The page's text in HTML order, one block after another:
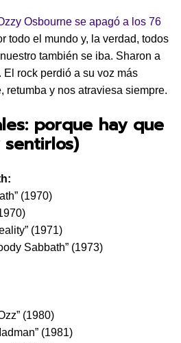
Osbourne se apagó a los 76
todo el mundo y, la verdad, todos
también se iba. Sharon a
rock perdió a su voz más
retumba y nos atraviesa siempre.
porque hay que
sentirlos)
(1970)
(1971)
Sabbath” (1973)
(1980)
(1981)